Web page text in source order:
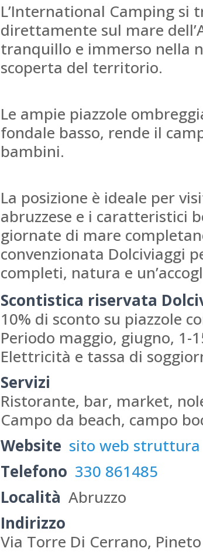
L’International Camping si
direttamente sul mare
tranquillo e immerso nella
scoperta del territorio.
Le ampie piazzole
fondale basso, rende il
bambini.
La posizione è ideale per
abruzzese e i caratteristici
giornate di mare
convenzionata Dolciviaggi
completi, natura e
Scontistica riservata
10% di sconto su piazzole
Periodo maggio, giugno, 1-
Elettricità e tassa di
Servizi
Ristorante, bar, market,
Campo da beach, campo
Website sito web struttura
Telefono 330 861485
Località Abruzzo
Indirizzo
Via Torre Di Cerrano, Pineto